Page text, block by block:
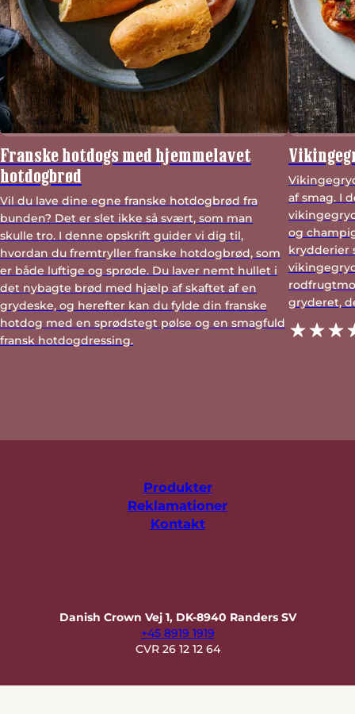
Franske hotdogs med hjemmelavet
hotdogbrød
Vil du lave dine egne franske hotdogbrød fra
bunden? Det er slet ikke så svært, som man
skulle tro. I denne opskrift guider vi dig til,
hvordan du fremtryller franske hotdogbrød, som
er både luftige og sprøde. Du laver nemt hullet i
det nybagte brød med hjælp af skaftet af en
grydeske, og herefter kan du fylde din franske
hotdog med en sprødstegt pølse og en smagfuld
fransk hotdogdressing.
af smag. I
og
krydderier
gryderet,
Produkter
Reklamationer
Kontakt
Danish Crown Vej 1, DK-8940 Randers SV
+45 8919 1919
CVR 26 12 12 64